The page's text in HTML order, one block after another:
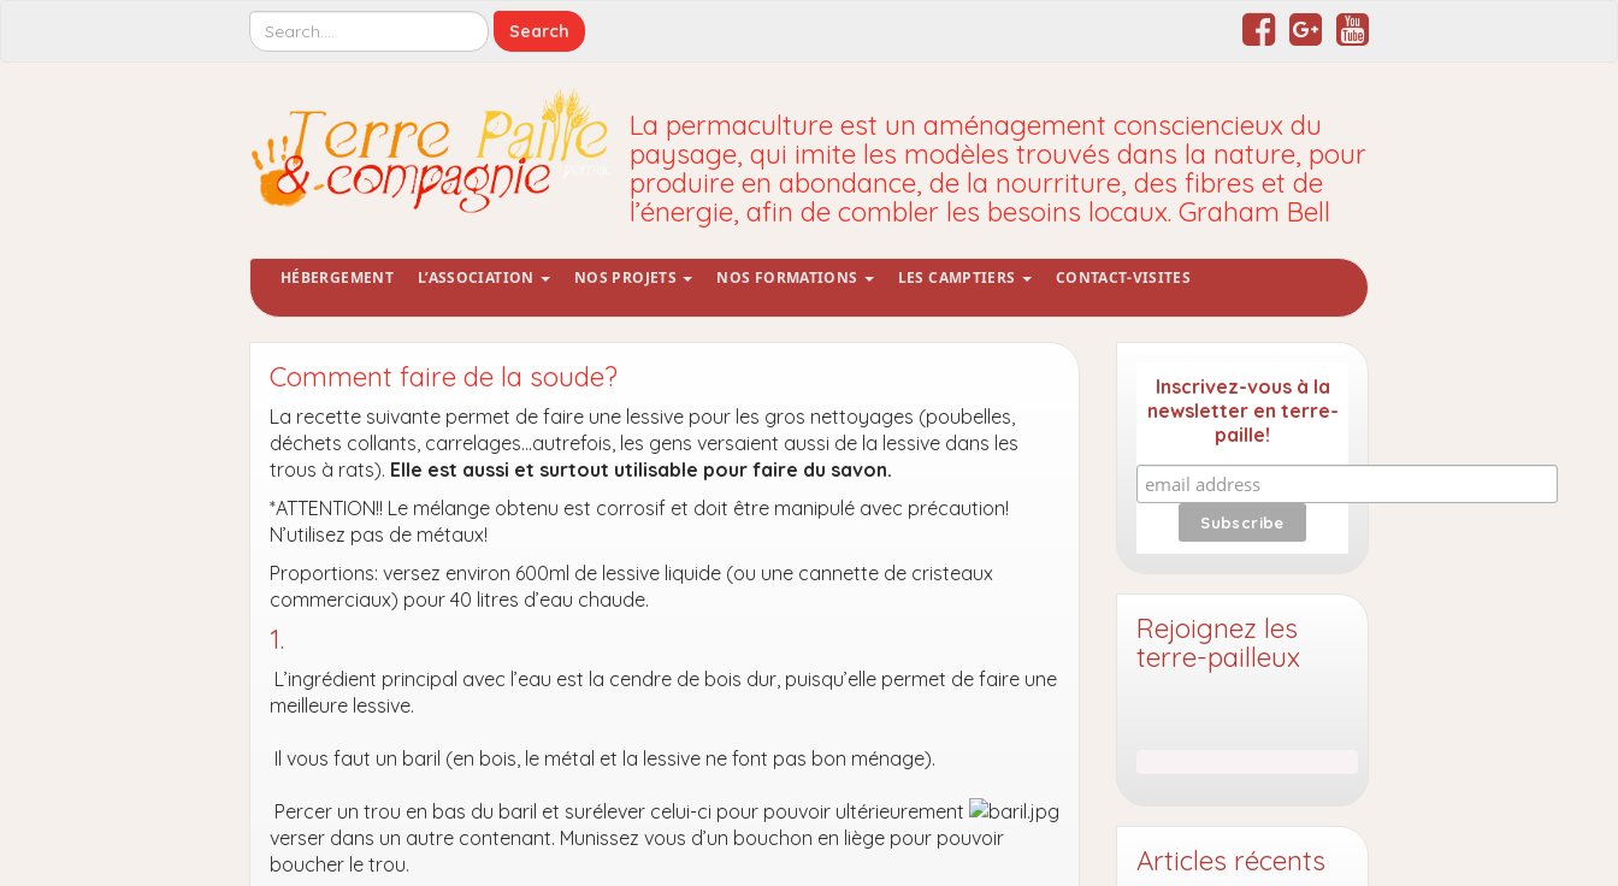
La permaculture est un aménagement consciencieux du
paysage, qui imite les modèles trouvés dans la nature, pour
produire en abondance, de la nourriture, des fibres et de
l’énergie, afin de combler les besoins locaux. Graham Bell
HÉBERGEMENT L’ASSOCIATION NOS PROJETS NOS FORMATIONS LES CAMPTIERS CONTACT-VISITES
Comment faire de la soude?
La recette suivante permet de faire une lessive pour les gros nettoyages (poubelles,
déchets collants, carrelages…autrefois, les gens versaient aussi de la lessive dans les
trous à rats). Elle est aussi et surtout utilisable pour faire du savon.
*ATTENTION!! Le mélange obtenu est corrosif et doit être manipulé avec précaution!
N’utilisez pas de métaux!
Proportions: versez environ 600ml de lessive liquide (ou une cannette de cristeaux
commerciaux) pour 40 litres d’eau chaude.
1.
L’ingrédient principal avec l’eau est la cendre de bois dur, puisqu’elle permet de faire une
meilleure lessive.
Il vous faut un baril (en bois, le métal et la lessive ne font pas bon ménage).
Percer un trou en bas du baril et surélever celui-ci pour pouvoir ultérieurement
verser dans un autre contenant. Munissez vous d’un bouchon en liège pour pouvoir
boucher le trou.
Inscrivez-vous à la
newsletter en terre-
paille!
Rejoignez les
terre-pailleux
Articles récents